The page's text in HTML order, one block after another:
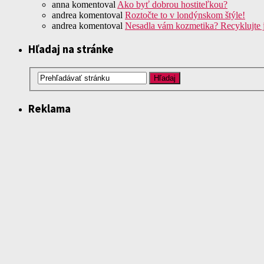
anna komentovalAko byť dobrou hostiteľkou?
andrea komentoval Roztočte to v londýnskom štýle!
andrea komentoval Nesadla vám kozmetika? Recyklujte
Hľadaj na stránke
Reklama